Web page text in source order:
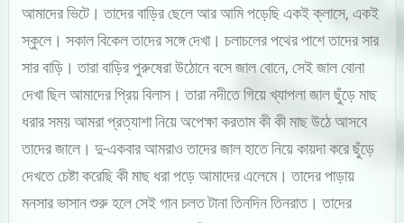
আমাদের ভিটে। তাদের বাড়ির ছেলে আর আমি পড়েছি একই ক্লাসে, একই
স্কুলে। সকাল বিকেল তাদের সঙ্গে দেখা। চলাচলের পথের পাশে তাদের সার
সার বাড়ি। তারা বাড়ির পুরুষেরা উঠোনে বসে জাল বোনে, সেই জাল বোনা
দেখা ছিল আমাদের প্রিয় বিলাস। তারা নদীতে গিয়ে খ্যাপলা জাল ছুঁড়ে মাছ
ধরার সময় আমরা প্রত্যাশা নিয়ে অপেক্ষা করতাম কী কী মাছ উঠে আসবে
তাদের জালে। দু-একবার আমরাও তাদের জাল হাতে নিয়ে কায়দা করে ছুঁড়ে
দেখতে চেষ্টা করেছি কী মাছ ধরা পড়ে আমাদের এলেমে। তাদের পাড়ায়
মনসার ভাসান শুরু হলে সেই গান চলত টানা তিনদিন তিনরাত। তাদের